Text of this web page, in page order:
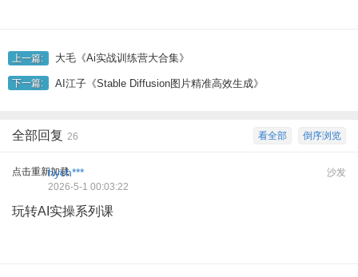
上一篇: 大毛《Ai实战训练营大合集》
下一篇: AI江子《Stable Diffusion图片精准高效生成》
倒序浏览
看全部
全部回复 26
点击重新加载 沙发
hych***
2026-5-1 00:03:22
玩转AI实操系列课